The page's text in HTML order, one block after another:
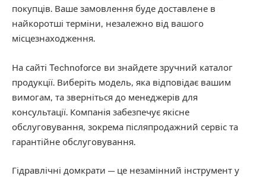
покупців. Ваше замовлення буде доставлене в
найкоротші терміни, незалежно від вашого
місцезнаходження.
На сайті Technoforce ви знайдете зручний каталог
продукції. Виберіть модель, яка відповідає вашим
вимогам, та зверніться до менеджерів для
консультації. Компанія забезпечує якісне
обслуговування, зокрема післяпродажний сервіс та
гарантійне обслуговування.
Гідравлічні домкрати — це незамінний інструмент у